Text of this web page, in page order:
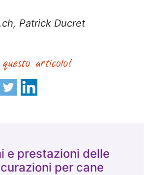
Patrick Ducret
e prestazioni delle
per cane